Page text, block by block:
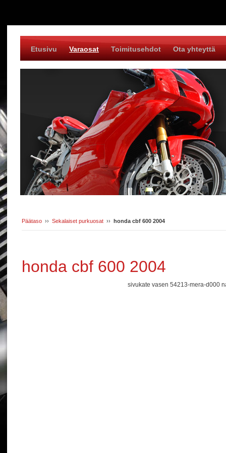
Etusivu Varaosat Toimitusehdot Ota yhteyttä
Päätaso ›› Sekalaiset purkuosat ›› honda cbf 600 2004
honda cbf 600 2004
sivukate vasen 54213-mera-d000